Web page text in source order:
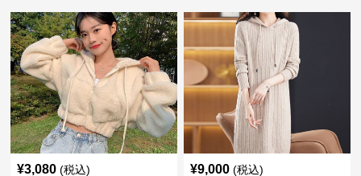
¥3,080 (税込) ¥9,000 (税込)